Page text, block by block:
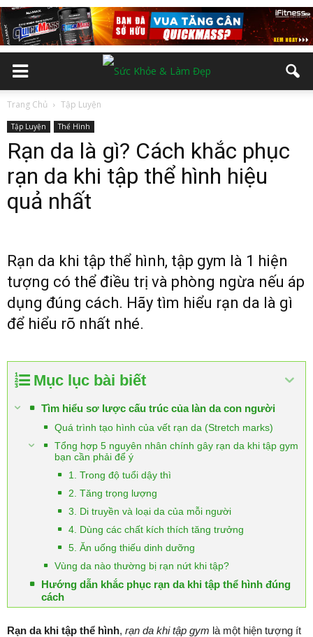
Trang Chủ Tập Luyện
Tập Luyện Thể Hình
Rạn da là gì? Cách khắc phục
rạn da khi tập thể hình hiệu
quả nhất
Rạn da khi tập thể hình, tập gym là 1 hiện
tượng có thể điều trị và phòng ngừa nếu áp
dụng đúng cách. Hãy tìm hiểu rạn da là gì
để hiểu rõ nhất nhé.
Mục lục bài biết
Tìm hiểu sơ lược cấu trúc của làn da con người
Quá trình tạo hình của vết rạn da (Stretch marks)
Tổng hợp 5 nguyên nhân chính gây rạn da khi tập gym
bạn cần phải để ý
1. Trong độ tuổi dậy thì
2. Tăng trọng lượng
3. Di truyền và loại da của mỗi người
4. Dùng các chất kích thích tăng trưởng
5. Ăn uống thiếu dinh dưỡng
Vùng da nào thường bị rạn nứt khi tập?
Hướng dẫn khắc phục rạn da khi tập thể hình đúng
cách
Rạn da khi tập thể hình, rạn da khi tập gym là một hiện tượng ít